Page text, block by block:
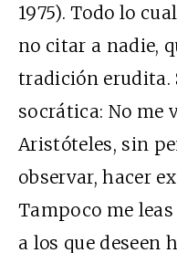
1975). Todo lo
no citar a nadie,
tradición erudita.
socrática: No me
Aristóteles, sin
observar, hacer
Tampoco me
a los que deseen